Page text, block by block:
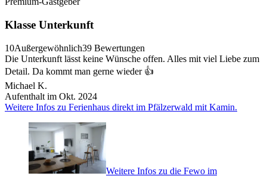
Klasse Unterkunft
10Außergewöhnlich39 Bewertungen
Die Unterkunft lässt keine Wünsche offen. Alles mit viel Liebe zum
Detail. Da kommt man gerne wieder 👍
Michael K.
Aufenthalt im Okt. 2024
Weitere Infos zu Ferienhaus direkt im Pfälzerwald mit Kamin.
Weitere Infos zu die Fewo im